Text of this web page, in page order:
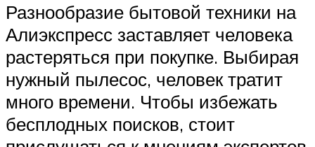
Разнообразие бытовой техники на
Алиэкспресс заставляет человека
растеряться при покупке. Выбирая
нужный пылесос, человек тратит
много времени. Чтобы избежать
бесплодных поисков, стоит